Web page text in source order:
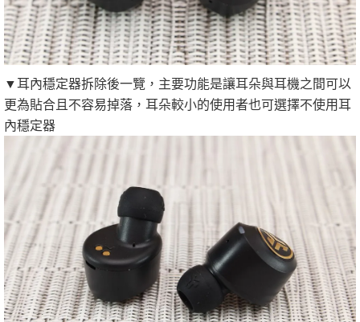
▼耳內穩定器拆除後一覽，主要功能是讓耳朵與耳機之間可以
更為貼合且不容易掉落，耳朵較小的使用者也可選擇不使用耳
內穩定器